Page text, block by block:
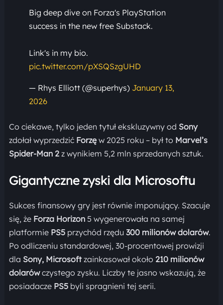
Big deep dive on Forza's PlayStation
success in the new free Substack.
Link's in my bio.
pic.twitter.com/pXSQSzgUHD
— Rhys Elliott (@superhys) January 13,
2026
Co ciekawe, tylko jeden tytuł ekskluzywny od Sony
zdołał wyprzedzić Forzęw 2025 roku – był to Marvel’s
Spider-Man 2z wynikiem 5,2 mln sprzedanych sztuk.
Gigantyczne zyski dla Microsoftu
Sukces finansowy gry jest równie imponujący. Szacuje
się, że Forza Horizon 5 wygenerowała na samej
platformie PS5 przychód rzędu 300 milionów dolarów.
Po odliczeniu standardowej, 30-procentowej prowizji
dla Sony, Microsoftzainkasował około 210 milionów
dolarówczystego zysku. Liczby te jasno wskazują, że
posiadacze PS5byli spragnieni tej serii.